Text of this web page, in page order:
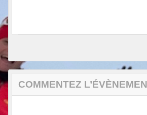
COMMENTEZ